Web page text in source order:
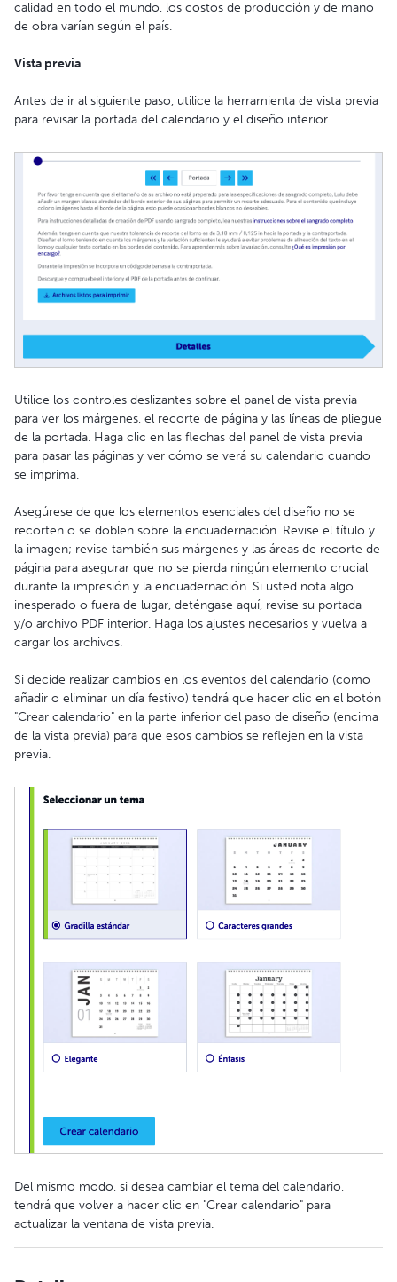
calidad en todo el mundo, los costos de producción y de mano
de obra varían según el país.
Vista previa
Antes de ir al siguiente paso, utilice la herramienta de vista previa
para revisar la portada del calendario y el diseño interior.
Utilice los controles deslizantes sobre el panel de vista previa
para ver los márgenes, el recorte de página y las líneas de pliegue
de la portada. Haga clic en las flechas del panel de vista previa
para pasar las páginas y ver cómo se verá su calendario cuando
se imprima.
Asegúrese de que los elementos esenciales del diseño no se
recorten o se doblen sobre la encuadernación. Revise el título y
la imagen; revise también sus márgenes y las áreas de recorte de
página para asegurar que no se pierda ningún elemento crucial
durante la impresión y la encuadernación. Si usted nota algo
inesperado o fuera de lugar, deténgase aquí, revise su portada
y/o archivo PDF interior. Haga los ajustes necesarios y vuelva a
cargar los archivos.
Si decide realizar cambios en los eventos del calendario (como
añadir o eliminar un día festivo) tendrá que hacer clic en el botón
"Crear calendario" en la parte inferior del paso de diseño (encima
de la vista previa) para que esos cambios se reflejen en la vista
previa.
Del mismo modo, si desea cambiar el tema del calendario,
tendrá que volver a hacer clic en "Crear calendario" para
actualizar la ventana de vista previa.